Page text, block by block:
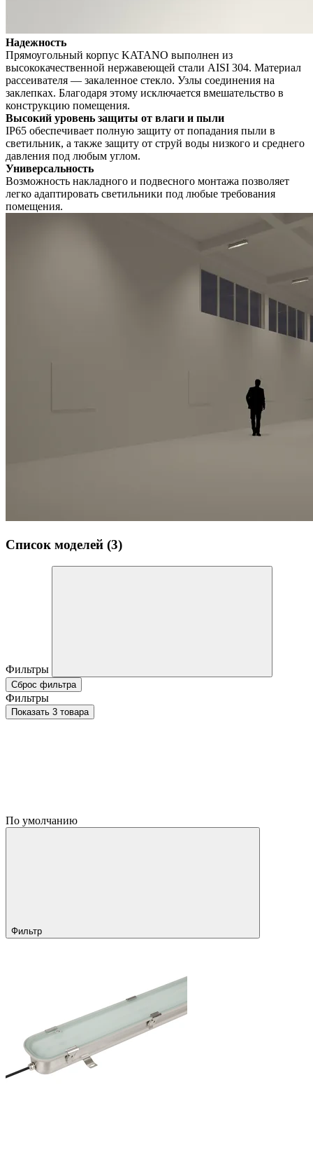
Надежность
Прямоугольный корпус KATANO выполнен из
высококачественной нержавеющей стали AISI 304. Материал
рассеивателя — закаленное стекло. Узлы соединения на
заклепках. Благодаря этому исключается вмешательство в
конструкцию помещения.
Высокий уровень защиты от влаги и пыли
IP65 обеспечивает полную защиту от попадания пыли в
светильник, а также защиту от струй воды низкого и среднего
давления под любым углом.
Универсальность
Возможность накладного и подвесного монтажа позволяет
легко адаптировать светильники под любые требования
помещения.
Список моделей (3)
Фильтры
Сброс фильтра
Фильтры
Показать 3 товара
По умолчанию
Фильтр